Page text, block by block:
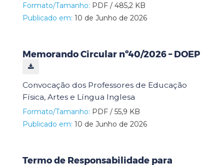
Formato/Tamanho: PDF / 485,2 KB
Publicado em: 10 de Junho de 2026
Memorando Circular nº40/2026 – DOEP
Convocação dos Professores de Educação
Física, Artes e Língua Inglesa
Formato/Tamanho: PDF / 55,9 KB
Publicado em: 10 de Junho de 2026
Termo de Responsabilidade para